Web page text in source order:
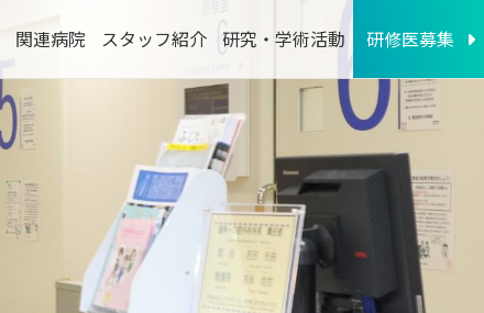
関連病院 スタッフ紹介 研究・学術活動 研修医募集